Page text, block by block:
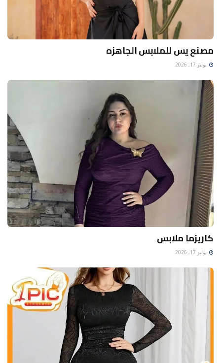
مصنع يس للملابس الجاهزه
يوليو 17, 2026
كاريزما ملابس
يوليو 17, 2026